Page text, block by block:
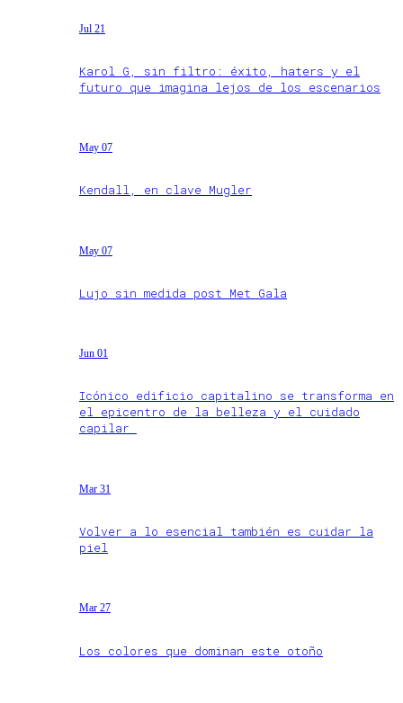
Jul 21
Karol G, sin filtro: éxito, haters y el
futuro que imagina lejos de los escenarios
May 07
Kendall, en clave Mugler
May 07
Lujo sin medida post Met Gala
Jun 01
Icónico edificio capitalino se transforma en
el epicentro de la belleza y el cuidado
capilar
Mar 31
Volver a lo esencial también es cuidar la
piel
Mar 27
Los colores que dominan este otoño